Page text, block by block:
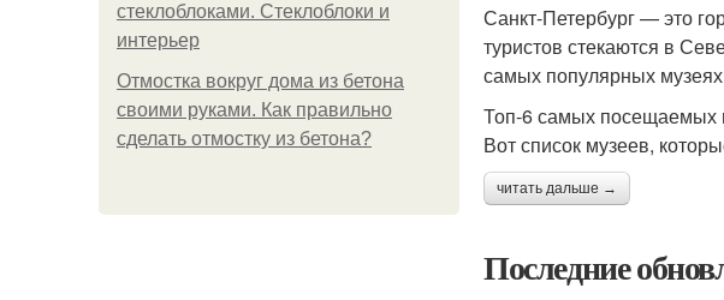
стеклоблоками. Стеклоблоки и
интерьер
Отмостка вокруг дома из бетона
своими руками. Как правильно
сделать отмостку из бетона?
Санкт-Петербург — это
туристов стекаются в
самых популярных музеях
Топ-6 самых посещаемых
Вот список музеев,
читать дальше →
Последние